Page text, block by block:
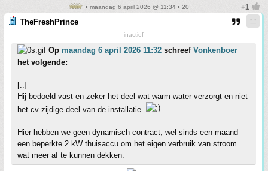
• maandag 6 april 2026 @ 11:34 • 20
TheFreshPrince
inactief
Op maandag 6 april 2026 11:32 schreef Vonkenboer
het volgende:
[..]
Hij bedoeld vast en zeker het deel wat warm water verzorgt en niet
het cv zijdige deel van de installatie.
Hier hebben we geen dynamisch contract, wel sinds een maand
een beperkte 2 kW thuisaccu om het eigen verbruik van stroom
wat meer af te kunnen dekken.